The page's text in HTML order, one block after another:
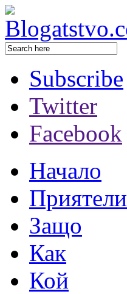
Subscribe
Twitter
Facebook
Начало
Приятели
Защо
Как
Кой